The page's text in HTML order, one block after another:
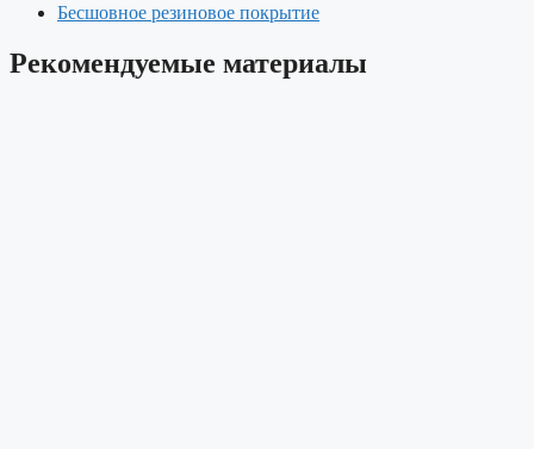
Бесшовное резиновое покрытие
Рекомендуемые материалы